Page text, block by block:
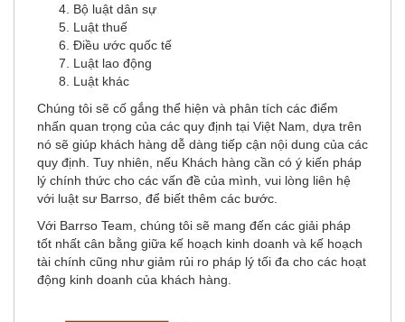
Bộ luật dân sự
Luật thuế
Điều ước quốc tế
Luật lao động
Luật khác
Chúng tôi sẽ cố gắng thể hiện và phân tích các điểm
nhấn quan trọng của các quy định tại Việt Nam, dựa trên
nó sẽ giúp khách hàng dễ dàng tiếp cận nội dung của các
quy định. Tuy nhiên, nếu Khách hàng cần có ý kiến pháp
lý chính thức cho các vấn đề của mình, vui lòng liên hệ
với luật sư Barrso, để biết thêm các bước.
Với Barrso Team, chúng tôi sẽ mang đến các giải pháp
tốt nhất cân bằng giữa kế hoạch kinh doanh và kế hoạch
tài chính cũng như giảm rủi ro pháp lý tối đa cho các hoạt
động kinh doanh của khách hàng.